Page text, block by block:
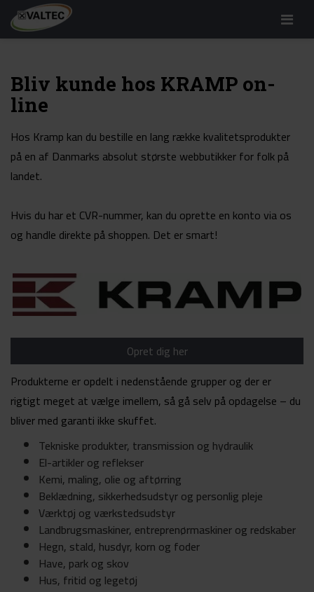
Menu
Bliv kunde hos KRAMP on-
line
Hos Kramp kan du bestille en lang række kvalitetsprodukter
på en af Danmarks absolut største webbutikker for folk på
landet.
Hvis du har et CVR-nummer, kan du oprette en konto via os
og handle direkte på shoppen. Det er smart!
Opret dig her
Produkterne er opdelt i nedenstående grupper og der er
rigtigt meget at vælge imellem, så gå selv på opdagelse – du
bliver med garanti ikke skuffet.
Tekniske produkter, transmission og hydraulik
El-artikler og reflekser
Kemi, maling, olie og aftørring
Beklædning, sikkerhedsudstyr og personlig pleje
Værktøj og værkstedsudstyr
Landbrugsmaskiner, entreprenørmaskiner og redskaber
Hegn, stald, husdyr, korn og foder
Have, park og skov
Hus, fritid og legetøj